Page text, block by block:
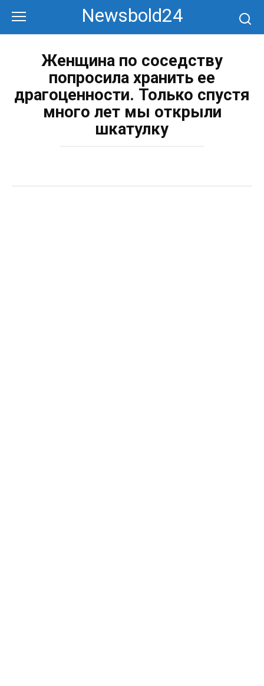
контенту
Newsbold24
Женщина по соседству
попросила хранить ее
драгоценности. Только спустя
много лет мы открыли
шкатулку